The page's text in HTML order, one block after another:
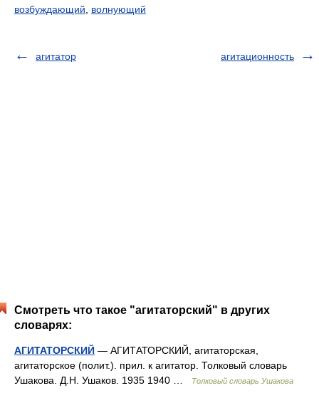
возбуждающий
волнующий
агитатор агитационность
Смотреть что такое "агитаторский" в других
словарях:
АГИТАТОРСКИЙ — АГИТАТОРСКИЙ, агитаторская,
агитаторское (полит.). прил. к агитатор. Толковый словарь
Ушакова. Д.Н. Ушаков. 1935 1940 …
Толковый словарь Ушакова